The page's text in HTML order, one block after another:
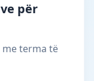
për
terma të